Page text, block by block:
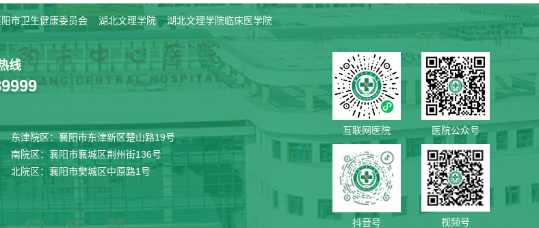
市卫生健康委员会 湖北文理学院 湖北文理学院临床医学院
线
东津院区：襄阳市东津新区楚山路19号
南院区：襄阳市襄城区荆州街136号
北院区：襄阳市樊城区中原路1号
互联网医院 医院公众号
抖音号 视频号